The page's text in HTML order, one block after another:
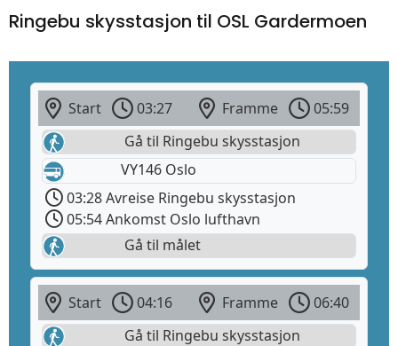
Ringebu skysstasjon til OSL Gardermoen
Start 03:27 Framme
05:59
Gå til Ringebu skysstasjon
VY146 Oslo
03:28 Avreise Ringebu skysstasjon
05:54 Ankomst Oslo lufthavn
Gå til målet
Start 04:16 Framme
06:40
Gå til Ringebu skysstasjon